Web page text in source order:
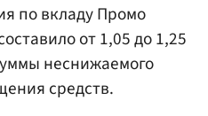
по вкладу Промо
от 1,05 до 1,25
неснижаемого
средств.